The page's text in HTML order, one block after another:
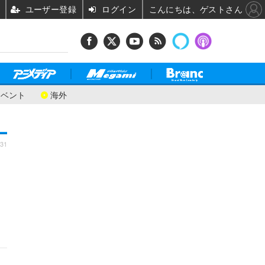
ント 海外
ユーザー登録 ログイン こんにちは、ゲストさん